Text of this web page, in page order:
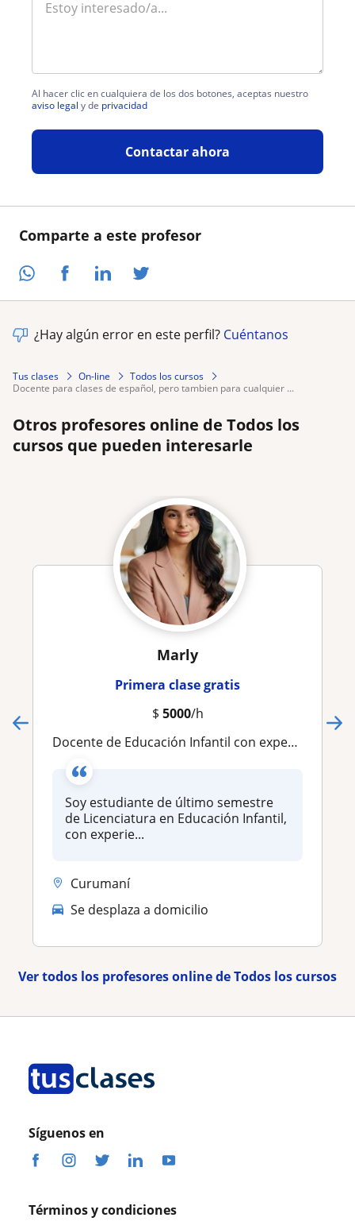
Comparte a este profesor
Al hacer clic en cualquiera de los dos botones, aceptas nuestro
aviso legal y de privacidad
Contactar ahora
¿Hay algún error en este perfil? Cuéntanos
Tus clases On-line
Todos los cursos
docente para clases de español, pero tambien para cualquier ...
Otros profesores online de Todos los
cursos que pueden interesarle
Marly
Primera clase gratis
$ 5000/h
Docente de Educación Infantil con experiencia en apoyo escolar y acompañamiento pedagógico
Soy estudiante de último semestre
de Licenciatura en Educación Infantil,
con experie...
Curumaní
Se desplaza a domicilio
Ver todos los profesores online de Todos los cursos
Síguenos en
Términos y condiciones